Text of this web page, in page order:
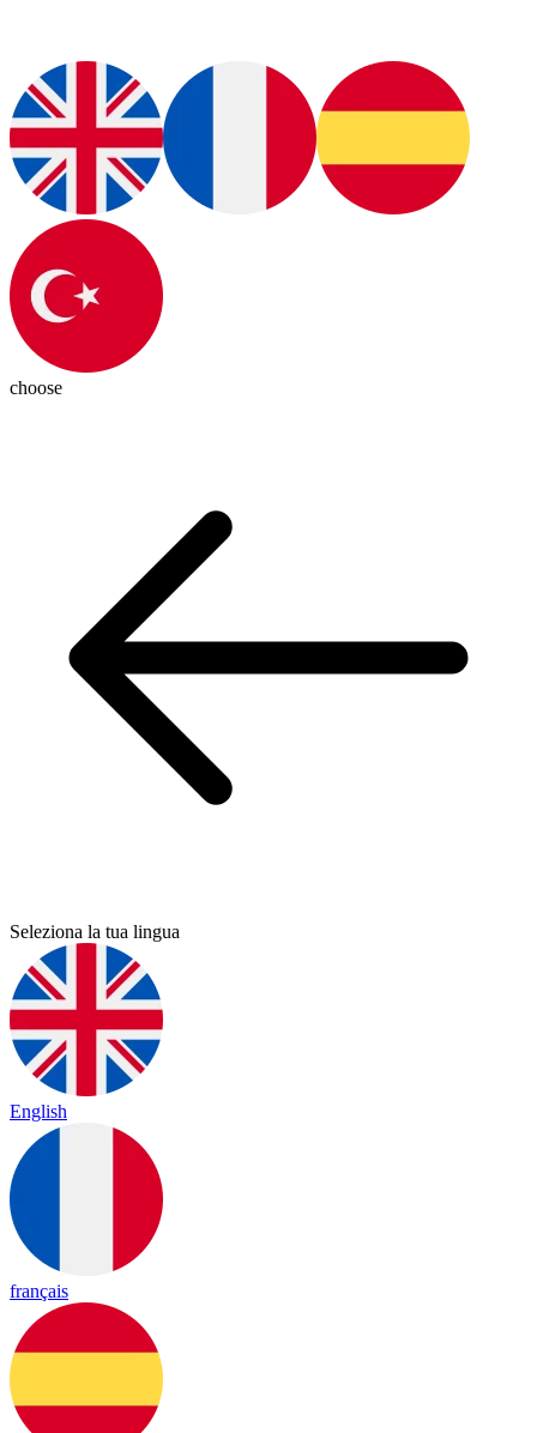
choose
Seleziona la tua lingua
English
français